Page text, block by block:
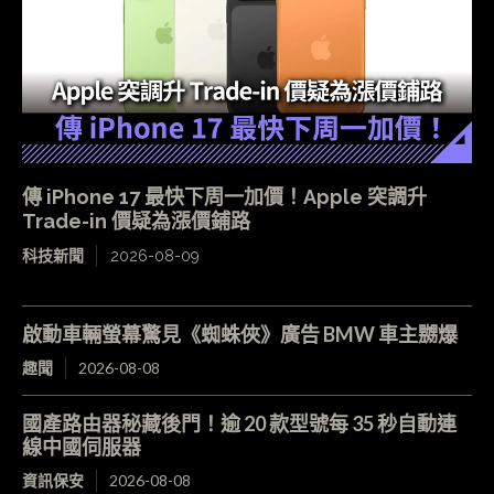
傳 iPhone 17 最快下周一加價！Apple 突調升
Trade-in 價疑為漲價鋪路
科技新聞 2026-08-09
啟動車輛螢幕驚見《蜘蛛俠》廣告 BMW 車主嬲爆
趣聞 2026-08-08
國產路由器秘藏後門！逾 20 款型號每 35 秒自動連
線中國伺服器
資訊保安 2026-08-08